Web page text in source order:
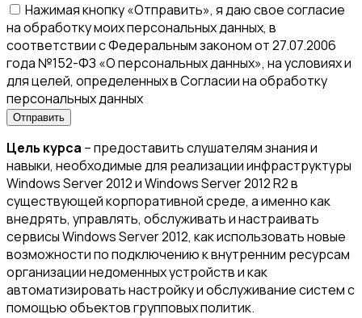
Нажимая кнопку «Отправить», я даю свое согласие
на обработку моих персональных данных, в
соответствии с Федеральным законом от 27.07.2006
года №152-ФЗ «О персональных данных», на условиях и
для целей, определенных в Согласии на обработку
персональных данных
Цель курса – предоставить слушателям знания и
навыки, необходимые для реализации инфраструктуры
Windows Server 2012 и Windows Server 2012 R2 в
существующей корпоративной среде, а именно как
внедрять, управлять, обслуживать и настраивать
сервисы Windows Server 2012, как использовать новые
возможности по подключению к внутренним ресурсам
организации недоменных устройств и как
автоматизировать настройку и обслуживание систем с
помощью объектов групповых политик.